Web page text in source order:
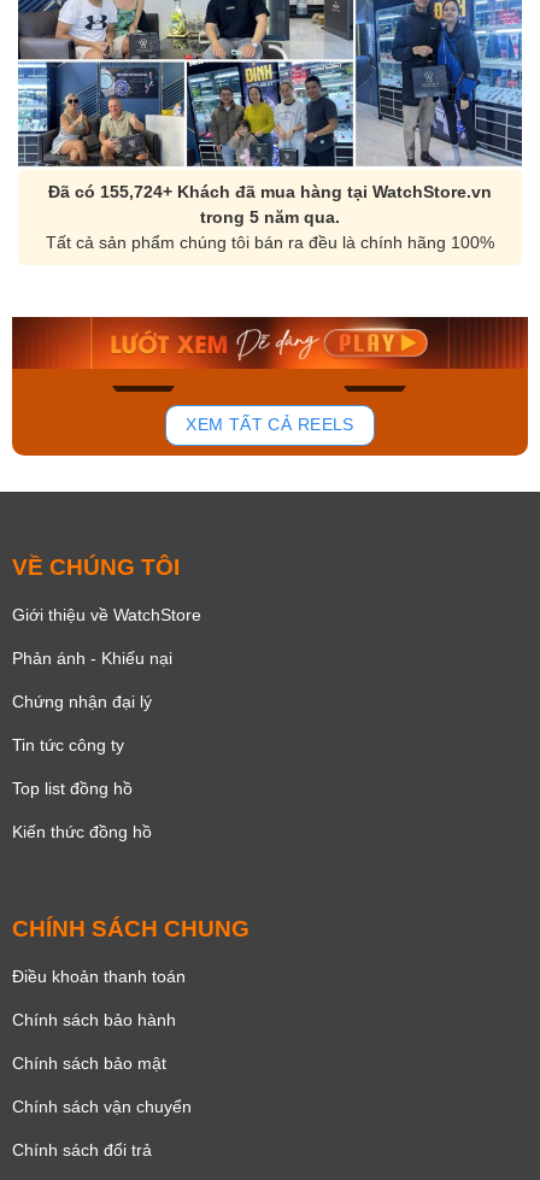
Đã có 155,724+ Khách đã mua hàng tại WatchStore.vn
trong 5 năm qua.
Tất cả sản phẩm chúng tôi bán ra đều là chính hãng 100%
136
Orient Nam RA-
Mua ngay
Casio Nam MTS-
Mua ngay
XEM TẤT CẢ REELS
VỀ CHÚNG TÔI
Giới thiệu về WatchStore
Phản ánh - Khiếu nại
Chứng nhận đại lý
Tin tức công ty
Top list đồng hồ
Kiến thức đồng hồ
CHÍNH SÁCH CHUNG
Điều khoản thanh toán
Chính sách bảo hành
Chính sách bảo mật
Chính sách vận chuyển
Chính sách đổi trả